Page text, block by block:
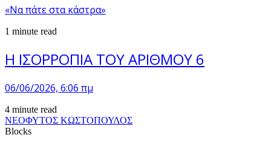
«Να πάτε στα κάστρα»
1 minute read
Η ΙΣΟΡΡΟΠΙΑ ΤΟΥ ΑΡΙΘΜΟΥ 6
06/06/2026, 6:06 πμ
4 minute read
ΝΕΟΦΥΤΟΣ ΚΩΣΤΟΠΟΥΛΟΣ
Blocks